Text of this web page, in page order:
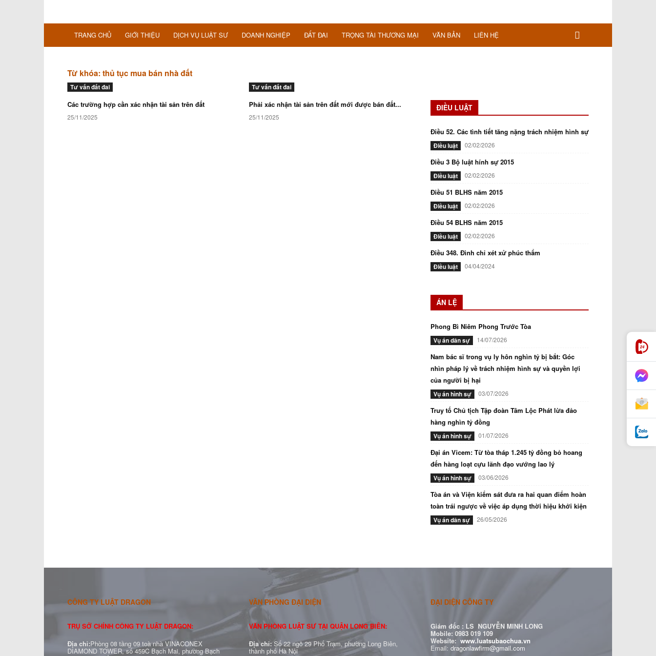
TRANG CHỦ GIỚI THIỆU DỊCH VỤ LUẬT SƯ DOANH NGHIỆP ĐẤT ĐAI TRỌNG TÀI THƯƠNG MẠI VĂN BẢN LIÊN HỆ
Từ khóa: thủ tục mua bán nhà đất
Tư vấn đất đai
Các trường hợp cần xác nhận tài sản trên đất
25/11/2025
Tư vấn đất đai
Phải xác nhận tài sản trên đất mới được bán đất...
25/11/2025
ĐIỀU LUẬT
Điều 52. Các tình tiết tăng nặng trách nhiệm hình sự
Điều luật 02/02/2026
Điều 3 Bộ luật hính sự 2015
Điều luật 02/02/2026
Điều 51 BLHS năm 2015
Điều luật 02/02/2026
Điều 54 BLHS năm 2015
Điều luật 02/02/2026
Điều 348. Đình chỉ xét xử phúc thẩm
Điều luật 04/04/2024
ÁN LỆ
Phong Bì Niêm Phong Trước Tòa
Vụ án dân sự 14/07/2026
Nam bác sĩ trong vụ ly hôn nghìn tỷ bị bắt: Góc
nhìn pháp lý về trách nhiệm hình sự và quyền lợi
của người bị hại
Vụ án hình sự 03/07/2026
Truy tố Chủ tịch Tập đoàn Tâm Lộc Phát lừa đảo
hàng nghìn tỷ đồng
Vụ án hình sự 01/07/2026
Đại án Vicem: Từ tòa tháp 1.245 tỷ đồng bỏ hoang
đến hàng loạt cựu lãnh đạo vướng lao lý
Vụ án hình sự 03/06/2026
Tòa án và Viện kiểm sát đưa ra hai quan điểm hoàn
toàn trái ngược về việc áp dụng thời hiệu khởi kiện
Vụ án dân sự 26/05/2026
CÔNG TY LUẬT DRAGON
TRỤ SỞ CHÍNH CÔNG TY LUẬT DRAGON:
Địa chỉ:Phòng 08 tầng 09 toà nhà VINACONEX
DIAMOND TOWER, số 459C Bạch Mai, phường Bạch
VĂN PHÒNG ĐẠI DIỆN
VĂN PHÒNG LUẬT SƯ TẠI QUẬN LONG BIÊN:
Địa chỉ: Số 22 ngõ 29 Phố Trạm, phường Long Biên,
thành phố Hà Nội
ĐẠI DIỆN CÔNG TY
Giám đốc : LS NGUYỄN MINH LONG
Mobile: 0983 019 109
Website: www.luatsubaochua.vn
Email: dragonlawfirm@gmail.com